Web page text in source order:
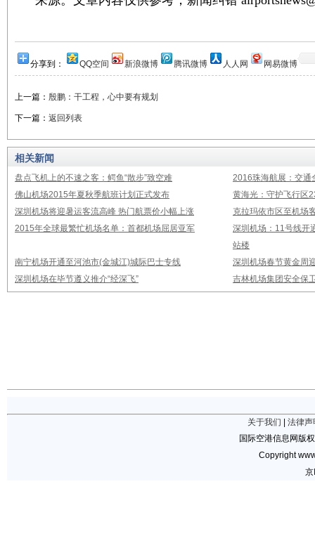
分享到： QQ空间 新浪微博 腾讯微博 人人网 网易微博
上一篇： 殷鹏：干工程，心中要有规划
下一篇： 返回列表
相关新闻
盘点飞机上的不速之客：鳄鱼“散步”致空难
2016珠海航展：交通
佛山机场2015年夏秋季航班计划正式发布
黄海光：守护飞行区
深圳机场将迎暑运客流高峰 热门航票价小幅上涨
克拉玛依市区至机场
2015年全球最繁忙机场名单：首都机场屈居亚军
深圳机场：11号线开
站楼
南宁机场开通至河池市(金城江)城际巴士专线
深圳机场春节黄金周
深圳机场在毕节遵义推介“经深飞”
吉林机场集团安全保
关于我们
法律声
国际空港信息网版
Copyright